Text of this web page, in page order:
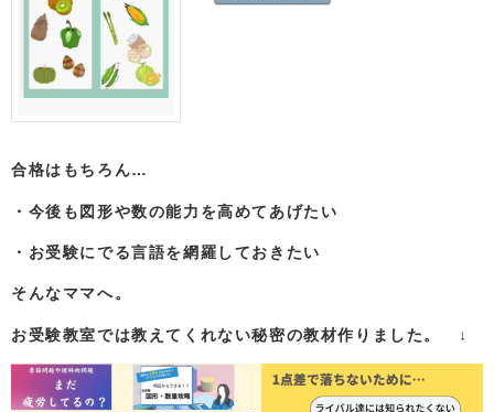
合格はもちろん…
・今後も図形や数の能力を高めてあげたい
・お受験にでる言語を網羅しておきたい
そんなママへ。
お受験教室では教えてくれない秘密の教材作りました。 ↓